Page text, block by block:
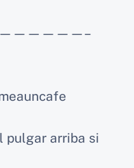
pulgar arriba si